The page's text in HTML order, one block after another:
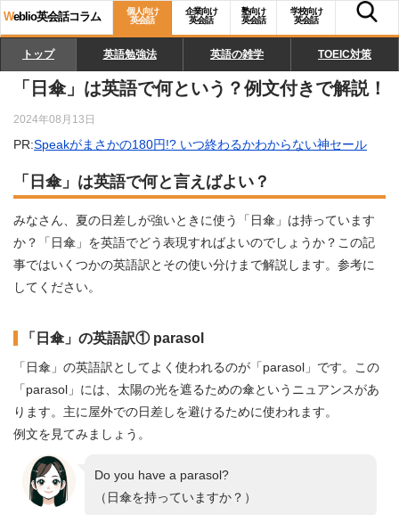
Weblio英会話コラム
個人向け
英会話
企業向け
英会話
塾向け
英会話
学校向け
英会話
トップ 英語勉強法 英語の雑学 TOEIC対策
「日傘」は英語で何という？例文付きで解説！
2024年08月13日
PR:Speakがまさかの180円!? いつ終わるかわからない神セール
「日傘」は英語で何と言えばよい？
みなさん、夏の日差しが強いときに使う「日傘」は持っています
か？「日傘」を英語でどう表現すればよいのでしょうか？この記
事ではいくつかの英語訳とその使い分けまで解説します。参考に
してください。
「日傘」の英語訳① parasol
「日傘」の英語訳としてよく使われるのが「parasol」です。この
「parasol」には、太陽の光を遮るための傘というニュアンスがあ
ります。主に屋外での日差しを避けるために使われます。
例文を見てみましょう。
Do you have a parasol?
（日傘を持っていますか？）